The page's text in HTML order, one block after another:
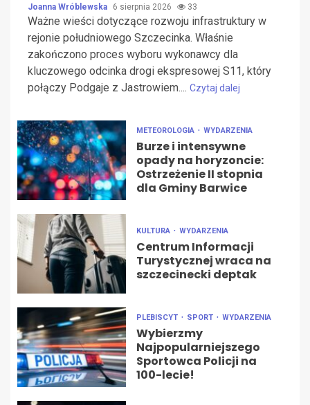
Joanna Wróblewska 6 sierpnia 2026 33
Ważne wieści dotyczące rozwoju infrastruktury w
rejonie południowego Szczecinka. Właśnie
zakończono proces wyboru wykonawcy dla
kluczowego odcinka drogi ekspresowej S11, który
połączy Podgaje z Jastrowiem.... Czytaj dalej
METEOROLOGIA WYDARZENIA
Burze i intensywne
opady na horyzoncie:
Ostrzeżenie II stopnia
dla Gminy Barwice
KULTURA WYDARZENIA
Centrum Informacji
Turystycznej wraca na
szczecinecki deptak
PLEBISCYT SPORT WYDARZENIA
Wybierzmy
Najpopularniejszego
Sportowca Policji na
100-lecie!